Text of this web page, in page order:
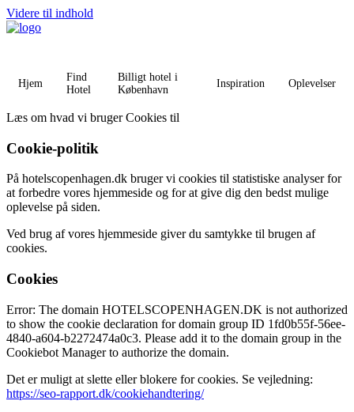
Videre til indhold
Hjem
Find
Hotel
Billigt hotel i
København
Inspiration Oplevelser
Læs om hvad vi bruger Cookies til
Cookie-politik
På hotelscopenhagen.dk bruger vi cookies til statistiske analyser for
at forbedre vores hjemmeside og for at give dig den bedst mulige
oplevelse på siden.
Ved brug af vores hjemmeside giver du samtykke til brugen af
cookies.
Cookies
Error: The domain HOTELSCOPENHAGEN.DK is not authorized
to show the cookie declaration for domain group ID 1fd0b55f-56ee-
4840-a604-b2272474a0c3. Please add it to the domain group in the
Cookiebot Manager to authorize the domain.
Det er muligt at slette eller blokere for cookies. Se vejledning:
https://seo-rapport.dk/cookiehandtering/